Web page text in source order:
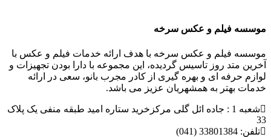
موسسه فیلم و عکس سرخه
موسسه فیلم و عکس سرخه با هدف ارائه خدمات فیلم و عکس با
آخرین متد روز تاسیس گردیده، این مجموعه با دارا بودن تجهیزات و
لوازم حرفه ای و بهره گیری از کادر مجرب بانو، سعی در ارائه
خدمات بهتر به همشهریان عزیز می باشد.
شعبه 1 : جاده ائل گلی مرکزخرید ستاره امید طبقه منفی یک پلاک
33
تلفن: 33801384 (041)